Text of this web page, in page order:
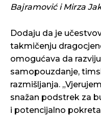
Bajramović i Mirza
Dodaju da je
takmičenju
omogućava da
samopouzdanje,
razmišljanja.
snažan podstrek za
i potencijalno